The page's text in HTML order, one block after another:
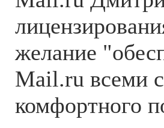
желание
Mail.ru всеми
комфортного